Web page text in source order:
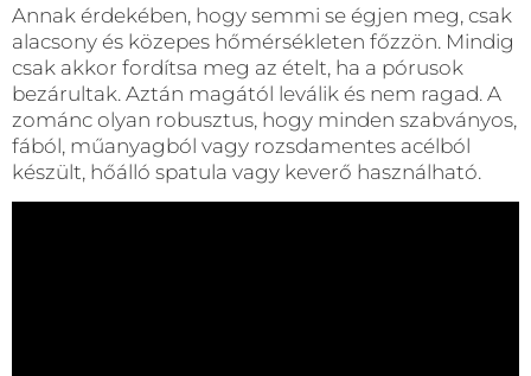
Annak érdekében, hogy semmi se égjen meg, csak
alacsony és közepes hőmérsékleten főzzön. Mindig
csak akkor fordítsa meg az ételt, ha a pórusok
bezárultak. Aztán magától leválik és nem ragad. A
zománc olyan robusztus, hogy minden szabványos,
fából, műanyagból vagy rozsdamentes acélból
készült, hőálló spatula vagy keverő használható.